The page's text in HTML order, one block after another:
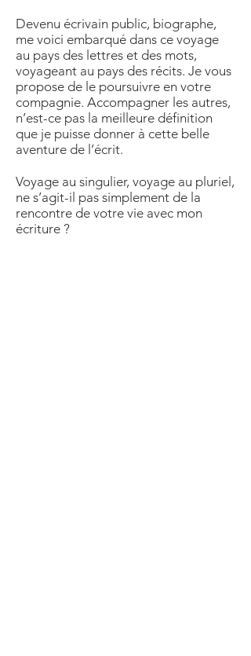
Devenu écrivain public, biographe,
me voici embarqué dans ce voyage
au pays des lettres et des mots,
voyageant au pays des récits. Je vous
propose de le poursuivre en votre
compagnie. Accompagner les autres,
n’est-ce pas la meilleure définition
que je puisse donner à cette belle
aventure de l’écrit.
Voyage au singulier, voyage au pluriel,
ne s’agit-il pas simplement de la
rencontre de votre vie avec mon
écriture ?